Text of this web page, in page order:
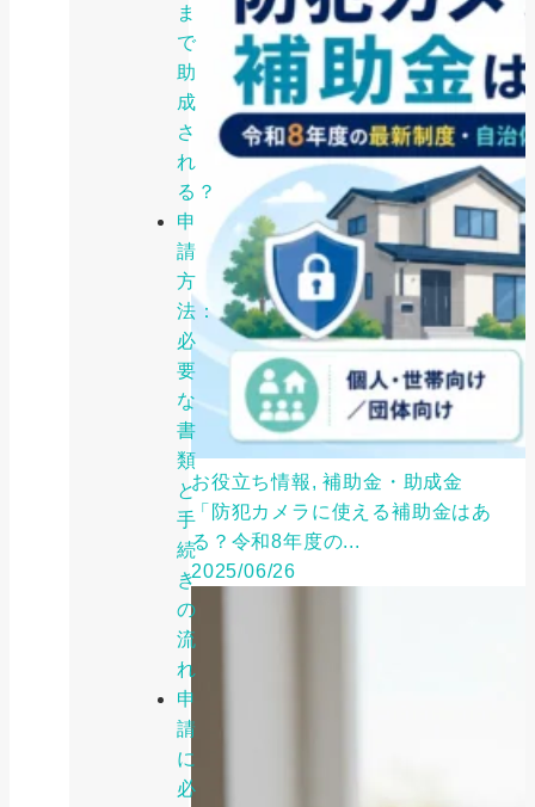
ま
で
助
成
さ
れ
る？
申
請
方
法：
必
要
な
書
類
と
手
続
き
の
流
れ
申
請
に
必
お役立ち情報, 補助金・助成金
「防犯カメラに使える補助金はあ
る？令和8年度の...
2025/06/26